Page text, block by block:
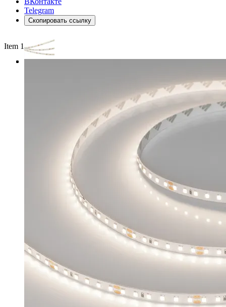
Telegram
Скопировать ссылку
Item 1 of 3